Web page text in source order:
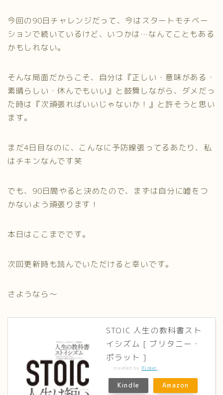
今回の90日チャレンジだって、今はスタートモチベー
ションで続いているけど、いつかは…なんてこともある
かもしれない。
そんな局面だからこそ、自分は『正しい・意味がある・
素晴らしい・休んでもいい』と鼓舞しながら、ダメだっ
た時は『次頑張ればいいじゃないか！』と許そうと思い
ます。
まだ4日目なのに、こんなに予防線張ってるあたり、私
はチキンなんです笑
でも、90日間やると決めたので、まずは自分に嘘をつ
かないよう頑張ります！
本日はここまでです。
次回更新時も読んでいただけると幸いです。
さようなら～
STOIC 人生の教科書スト
イシズム [ ブリタニー・
ポラット ]
created by Rinker
Kindle
Amazon